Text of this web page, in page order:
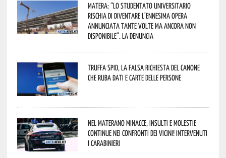
Matera: “Lo studentato universitario
rischia di diventare l’ennesima opera
annunciata tante volte ma ancora non
disponibile”. La denuncia
Truffa Spid, la falsa richiesta del canone
che ruba dati e carte delle persone
Nel materano minacce, insulti e molestie
continue nei confronti dei vicini! Intervenuti
i Carabinieri